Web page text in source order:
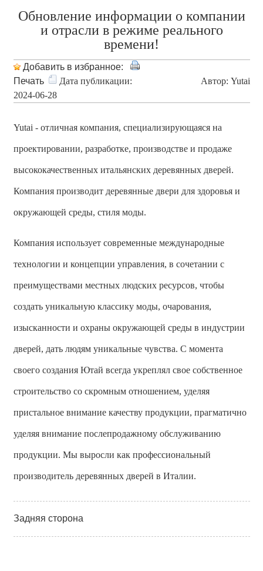
Обновление информации о компании
и отрасли в режиме реального
времени!
Добавить в избранное:
Печать
Дата публикации:
2024-06-28
Автор: Yutai
Yutai - отличная компания, специализирующаяся на
проектировании, разработке, производстве и продаже
высококачественных итальянских деревянных дверей.
Компания производит деревянные двери для здоровья и
окружающей среды, стиля моды.
Компания использует современные международные
технологии и концепции управления, в сочетании с
преимуществами местных людских ресурсов, чтобы
создать уникальную классику моды, очарования,
изысканности и охраны окружающей среды в индустрии
дверей, дать людям уникальные чувства. С момента
своего создания Ютай всегда укреплял свое собственное
строительство со скромным отношением, уделяя
пристальное внимание качеству продукции, прагматично
уделяя внимание послепродажному обслуживанию
продукции. Мы выросли как профессиональный
производитель деревянных дверей в Италии.
Задняя сторона